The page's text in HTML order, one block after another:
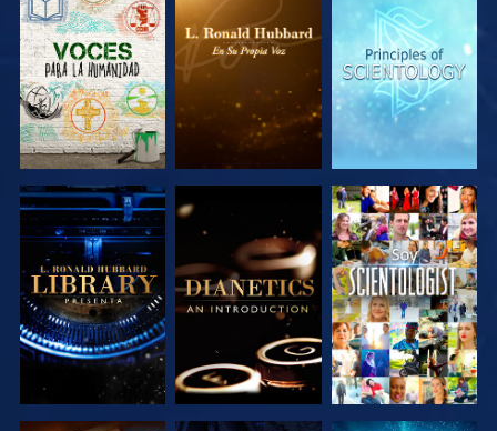
EXPLORA LAS
SERIES
EXPLORA LAS
SERIES
EXPLORA LAS
SERIES
EXPLORA LAS
SERIES
EXPLORA LAS
SERIES
VE